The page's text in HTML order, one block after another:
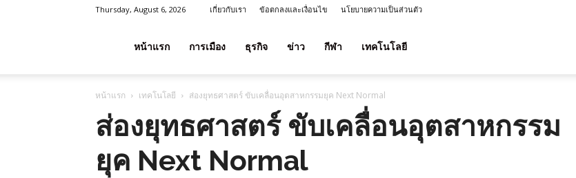
Thursday, August 6, 2026 เกี่ยวกับเรา ข้อตกลงและเงื่อนไข นโยบายความเป็นส่วนตัว
ลาภ
ประเทศไทย
หน้าแรก การเมือง ธุรกิจ ข่าว กีฬา เทคโนโลยี
หน้าแรก เทคโนโลยี ส่องยุทธศาสตร์ ขับเคลื่อนอุตสาหกรรมยุค Next Normal
ส่องยุทธศาสตร์ ขับเคลื่อนอุตสาหกรรม
ยุค Next Normal